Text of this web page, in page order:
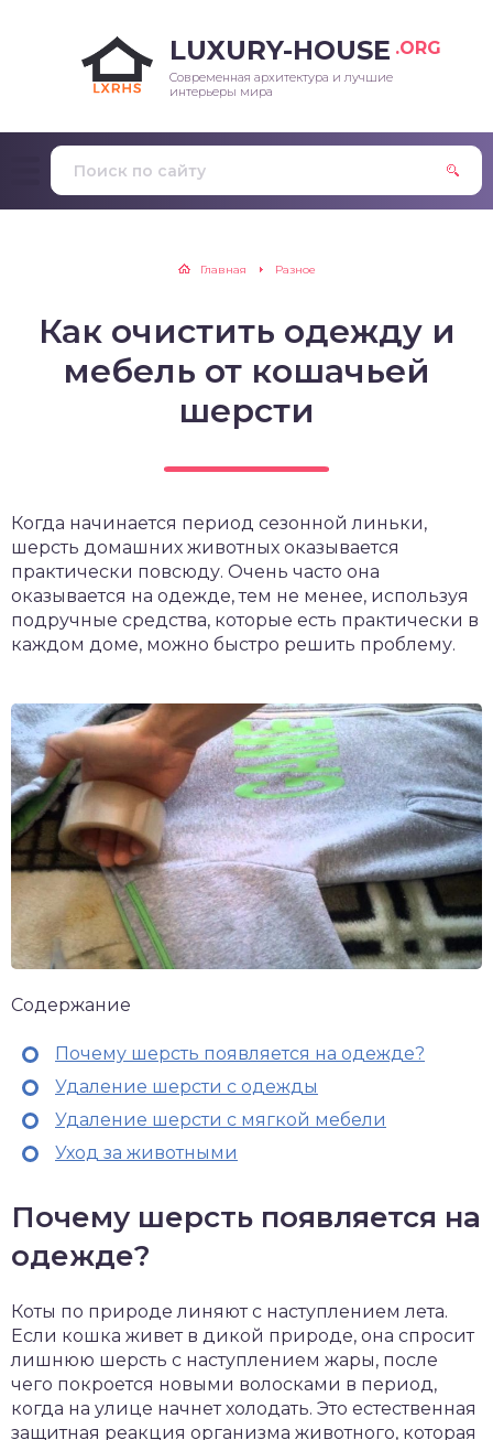
LUXURY-HOUSE .ORG
Современная архитектура и лучшие
интерьеры мира
Главная Разное
Как очистить одежду и
мебель от кошачьей
шерсти
Когда начинается период сезонной линьки,
шерсть домашних животных оказывается
практически повсюду. Очень часто она
оказывается на одежде, тем не менее, используя
подручные средства, которые есть практически в
каждом доме, можно быстро решить проблему.
Содержание
Почему шерсть появляется на одежде?
Удаление шерсти с одежды
Удаление шерсти с мягкой мебели
Уход за животными
Почему шерсть появляется на
одежде?
Коты по природе линяют с наступлением лета.
Если кошка живет в дикой природе, она спросит
лишнюю шерсть с наступлением жары, после
чего покроется новыми волосками в период,
когда на улице начнет холодать. Это естественная
защитная реакция организма животного, которая